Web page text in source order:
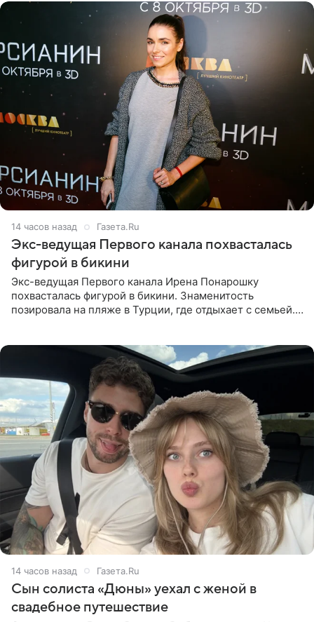
14 часов назад Газета.Ru
Экс-ведущая Первого канала похвасталась
фигурой в бикини
Экс-ведущая Первого канала Ирена Понарошку
похвасталась фигурой в бикини. Знаменитость
позировала на пляже в Турции, где отдыхает с семьей.
14 часов назад Газета.Ru
Сын солиста «Дюны» уехал с женой в
свадебное путешествие